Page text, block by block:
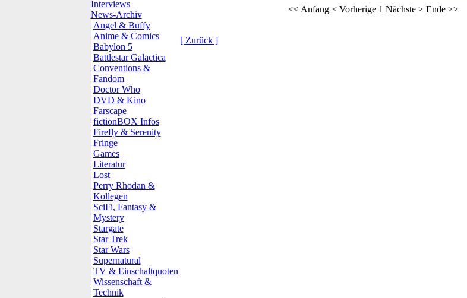
Interviews
News-Archiv
Angel & Buffy
Anime & Comics
Babylon 5
Battlestar Galactica
Conventions &
Fandom
Doctor Who
DVD & Kino
Farscape
fictionBOX Infos
Firefly & Serenity
Fringe
Games
Literatur
Lost
Perry Rhodan &
Kollegen
SciFi, Fantasy &
Mystery
Stargate
Star Trek
Star Wars
Supernatural
TV & Einschaltquoten
Wissenschaft &
Technik
<< Anfang < Vorherige 1 Nächste > Ende >>
[ Zurück ]